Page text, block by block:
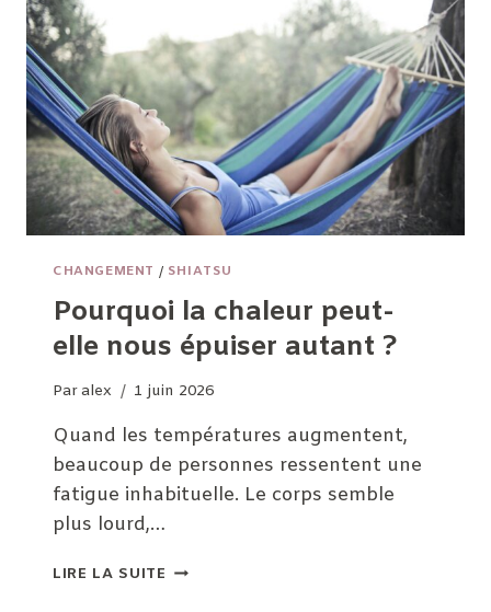
CHANGEMENT / SHIATSU
Pourquoi la chaleur peut-
elle nous épuiser autant ?
Paralex 1 juin 2026
Quand les températures augmentent,
beaucoup de personnes ressentent une
fatigue inhabituelle. Le corps semble
plus lourd,…
LIRE LA SUITE POURQUOI